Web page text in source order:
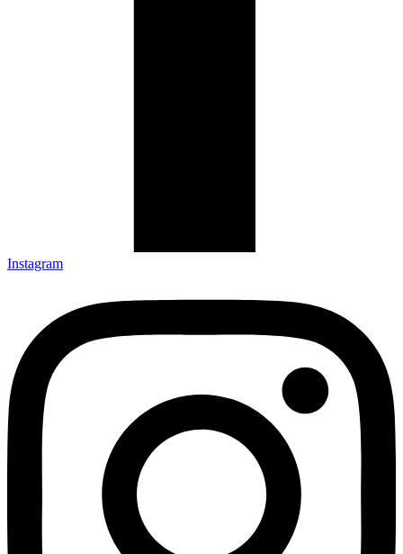
Instagram